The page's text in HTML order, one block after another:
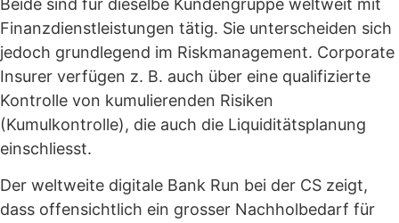
Finanzdienstleistungen tätig. Sie unterscheiden sich
jedoch grundlegend im Riskmanagement. Corporate
Insurer verfügen z. B. auch über eine qualifizierte
Kontrolle von kumulierenden Risiken
(Kumulkontrolle), die auch die Liquiditätsplanung
einschliesst.
Der weltweite digitale Bank Run bei der CS zeigt,
dass offensichtlich ein grosser Nachholbedarf für